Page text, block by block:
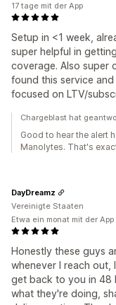
Setup in <1 week,
super helpful in
coverage. Also super
found this service
focused on LTV/
17 tage mit der App
Chargeblast hat
Good to hear the alert
Manolytes. That's
Honestly these guys
whenever I reach out,
get back to you in 48
what they're doing,
DayDreamz
Vereinigte Staaten
Etwa ein monat mit der App